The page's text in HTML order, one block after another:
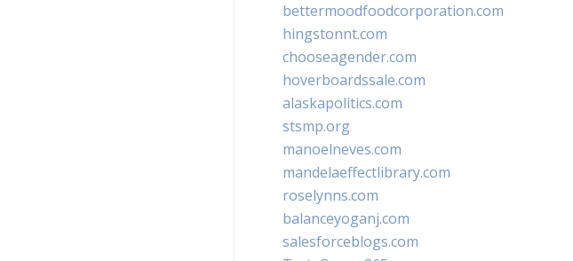
bettermoodfoodcorporation.com
hingstonnt.com
chooseagender.com
hoverboardssale.com
alaskapolitics.com
stsmp.org
manoelneves.com
mandelaeffectlibrary.com
roselynns.com
balanceyoganj.com
salesforceblogs.com